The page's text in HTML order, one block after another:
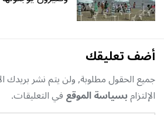
أضف تعليقك
جميع الحقول مطلوبة, ولن يتم نشر بريدك
الإلتزامبسياسة الموقعفي التعليقات.